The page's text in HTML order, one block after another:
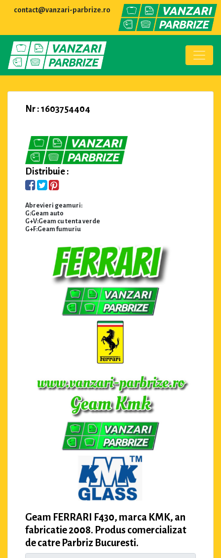
contact@vanzari-parbrize.ro
Nr : 1603754404
Distribuie :
Abrevieri geamuri:
G:Geam auto
G+V:Geam cu tenta verde
G+F:Geam fumuriu
Geam FERRARI F430, marca KMK, an
fabricatie 2008. Produs comercializat
de catre Parbriz Bucuresti.